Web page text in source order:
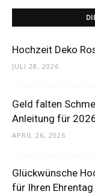
Hochzeit Deko
JULI 28, 2026
Geld falten
Anleitung für
APRIL 26, 2026
Glückwünsche
für Ihren Ehrentag